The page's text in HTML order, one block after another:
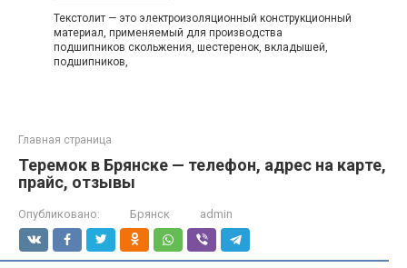
Текстолит — это электроизоляционный конструкционный
материал, применяемый для производства
подшипников скольжения, шестеренок, вкладышей,
подшипников,
Главная страница
Теремок в Брянске — телефон, адрес на карте,
прайс, отзывы
Опубликовано: Брянск admin